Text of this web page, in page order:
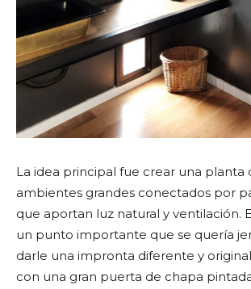
La idea principal fue crear una planta
ambientes grandes conectados por
que aportan luz natural y ventilación.
un punto importante que se quería
darle una impronta diferente y
con una gran puerta de chapa